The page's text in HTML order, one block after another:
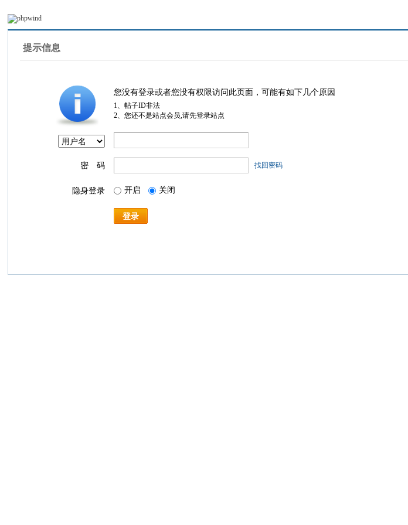
提示信息
您没有登录或者您没有权限访问此页面，可能有如下几个原因
1、帖子ID非法
2、您还不是站点会员,请先登录站点
密 码 找回密码
隐身登录 开启 关闭
登录